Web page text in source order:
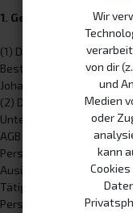
1. Geltungsbereich
(1) Diese Allgemeinen
Bestellungen, die Kunden
Johann-Hittorf-Straße 8,
(2) Das Angebot in
Unternehmer als auch an
AGB ist eine natürliche
Personengesellschaft,
Ausübung ihrer
Tätigkeit handelt.
Person, die ein
Wir
von dir
und
Medien
oder
kann